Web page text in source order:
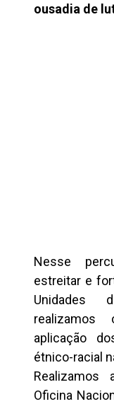
ousadia de
Nesse
estreitar e
Unidades
aplicação
étnico-racial
Oficina